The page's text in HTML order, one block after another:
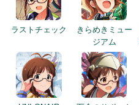
ラストチェック
きらめきミュー
ジアム